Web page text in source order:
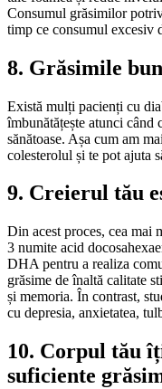
Consumul grăsimilor
timp ce consumul excesiv
8. Grăsimile
Există mulți pacienți cu
îmbunătățește atunci când
sănătoase. Așa cum am
colesterolul și te pot ajuta
9. Creierul tău
Din acest proces, cea mai
3 numite acid
DHA pentru a realiza
grăsime de înaltă calitate
și memoria. În contrast,
cu depresia, anxietatea,
10. Corpul tău
suficiente